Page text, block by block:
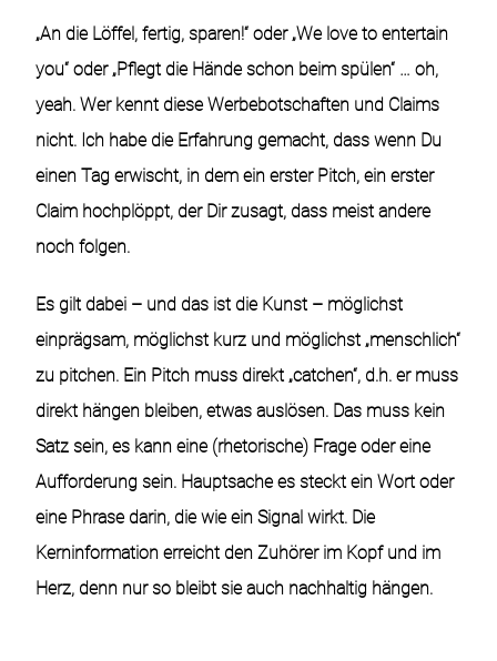
„An die Löffel, fertig, sparen!“ oder „We love to entertain
you“ oder „Pflegt die Hände schon beim spülen“ … oh,
yeah. Wer kennt diese Werbebotschaften und Claims
nicht. Ich habe die Erfahrung gemacht, dass wenn Du
einen Tag erwischt, in dem ein erster Pitch, ein erster
Claim hochplöppt, der Dir zusagt, dass meist andere
noch folgen.
Es gilt dabei – und das ist die Kunst – möglichst
einprägsam, möglichst kurz und möglichst „menschlich“
zu pitchen. Ein Pitch muss direkt „catchen“, d.h. er muss
direkt hängen bleiben, etwas auslösen. Das muss kein
Satz sein, es kann eine (rhetorische) Frage oder eine
Aufforderung sein. Hauptsache es steckt ein Wort oder
eine Phrase darin, die wie ein Signal wirkt. Die
Kerninformation erreicht den Zuhörer im Kopf und im
Herz, denn nur so bleibt sie auch nachhaltig hängen.